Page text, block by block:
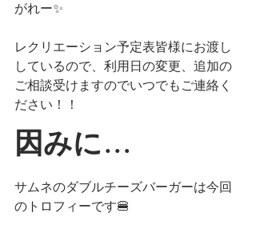
がれー✨
レクリエーション予定表皆様にお渡し
しているので、利用日の変更、追加の
ご相談受けますのでいつでもご連絡く
ださい！！
因みに…
サムネのダブルチーズバーガーは今回
のトロフィーです🍔